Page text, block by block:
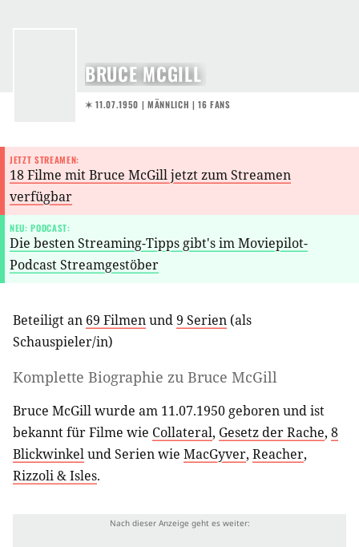
BRUCE MCGILL
✶ 11.07.1950 | MÄNNLICH | 16 FANS
JETZT STREAMEN:
18 Filme mit Bruce McGill jetzt zum Streamen
verfügbar
NEU: PODCAST:
Die besten Streaming-Tipps gibt's im Moviepilot-
Podcast Streamgestöber
Beteiligt an 69 Filmenund9 Serien (als
Schauspieler/in)
Komplette Biographie zu Bruce McGill
Bruce McGill wurde am 11.07.1950 geboren und ist
bekannt für Filme wie Collateral, Gesetz der Rache, 8
Blickwinkelund Serien wie MacGyver, Reacher,
Rizzoli & Isles.